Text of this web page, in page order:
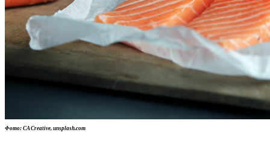
Фото: CA Creative, unsplash.com